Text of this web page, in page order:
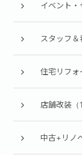
イベント・
スタッフ＆
住宅リフォ
店舗改装（
中古+リノ